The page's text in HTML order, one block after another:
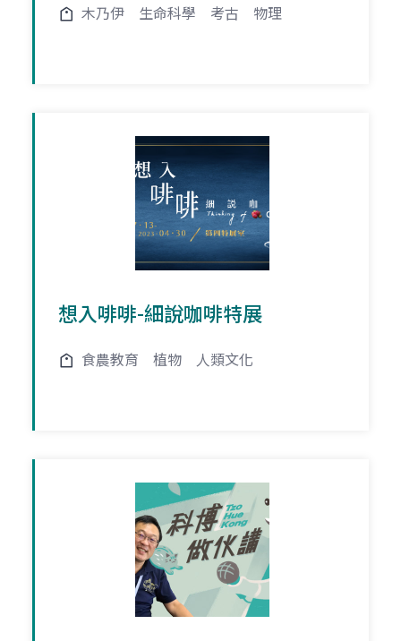
木乃伊 生命科學 考古 物理
想入啡啡-細說咖啡特展
食農教育 植物 人類文化